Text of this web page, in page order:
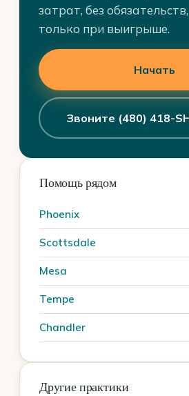
затрат, без
только при выигрыше.
Начать
Звоните (480) 418-
Помощь рядом
Phoenix
Scottsdale
Mesa
Tempe
Chandler
Другие практики